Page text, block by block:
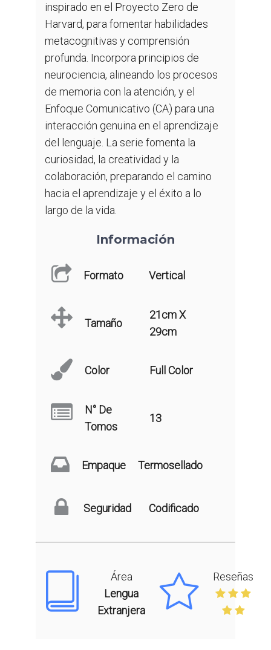
inspirado en el Proyecto Zero de
Harvard, para fomentar habilidades
metacognitivas y comprensión
profunda. Incorpora principios de
neurociencia, alineando los procesos
de memoria con la atención, y el
Enfoque Comunicativo (CA) para una
interacción genuina en el aprendizaje
del lenguaje. La serie fomenta la
curiosidad, la creatividad y la
colaboración, preparando el camino
hacia el aprendizaje y el éxito a lo
largo de la vida.
Información
Formato Vertical
Tamaño
21cm X
29cm
Color Full Color
N° De
Tomos
13
Empaque Termosellado
Seguridad Codificado
Área
Lengua
Extranjera
Reseñas